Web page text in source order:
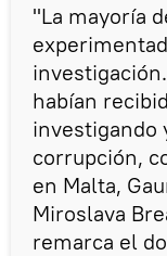
"La mayoría
habían
investigando
corrupción,
en Malta,
Miroslava
remarca el